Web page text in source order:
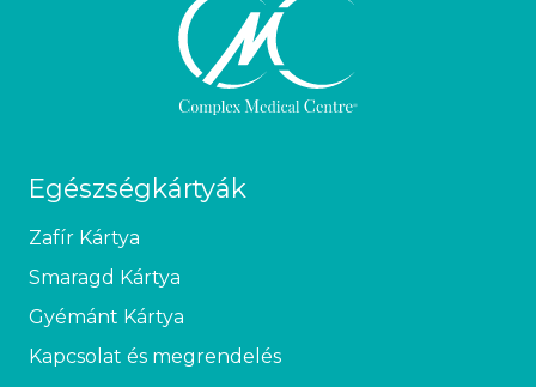
Egészségkártyák
Zafír Kártya
Smaragd Kártya
Gyémánt Kártya
Kapcsolat és megrendelés